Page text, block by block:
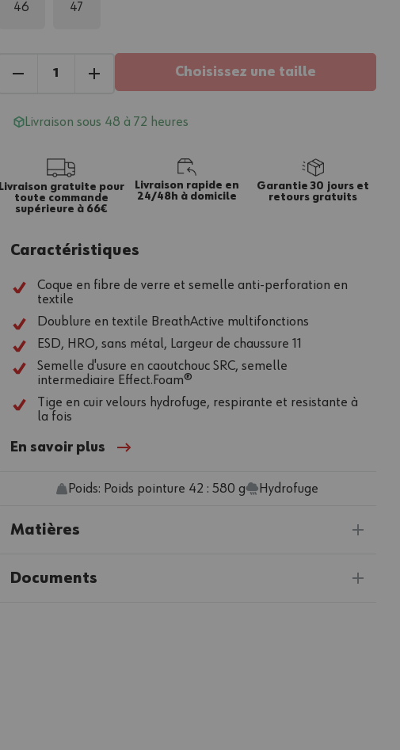
46 47
Choisissez une taille
Livraison sous 48 à 72 heures
Livraison gratuite pour
toute commande
supérieure à 66€
Livraison rapide en
24/48h à domicile
Garantie 30 jours et
retours gratuits
Caractéristiques
Coque en fibre de verre et semelle anti-perforation en
textile
Doublure en textile BreathActive multifonctions
ESD, HRO, sans métal, Largeur de chaussure 11
Semelle d'usure en caoutchouc SRC, semelle
intermediaire Effect.Foam®
Tige en cuir velours hydrofuge, respirante et resistante à
la fois
En savoir plus
Poids: Poids pointure 42 : 580 g Hydrofuge
Matières
Documents